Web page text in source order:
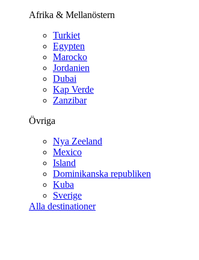
Afrika & Mellanöstern
Turkiet
Egypten
Marocko
Jordanien
Dubai
Kap Verde
Zanzibar
Övriga
Nya Zeeland
Mexico
Island
Dominikanska republiken
Kuba
Sverige
Alla destinationer